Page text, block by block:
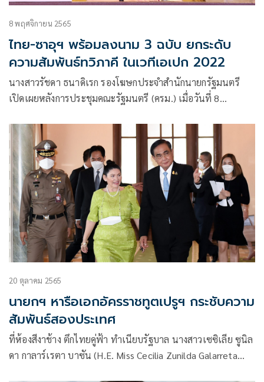
8 พฤศจิกายน 2565
ไทย-ซาอุฯ พร้อมลงนาม 3 ฉบับ ยกระดับ
ความสัมพันธ์ทวิภาคี ในเวทีเอเปก 2022
นางสาวรัชดา ธนาดิเรก รองโฆษกประจำสำนักนายกรัฐมนตรี
เปิดเผยหลังการประชุมคณะรัฐมนตรี (ครม.) เมื่อวันที่ 8
20 ตุลาคม 2565
นายกฯ หารือเอกอัครราชทูตเปรูฯ กระชับความ
สัมพันธ์สองประเทศ
ที่ห้องสีงาช้าง ตึกไทยคู่ฟ้า ทำเนียบรัฐบาล นางสาวเซซิเลีย ซูนิล
ดา กาลาร์เรตา บาซัน (H.E. Miss Cecilia Zunilda Galarreta